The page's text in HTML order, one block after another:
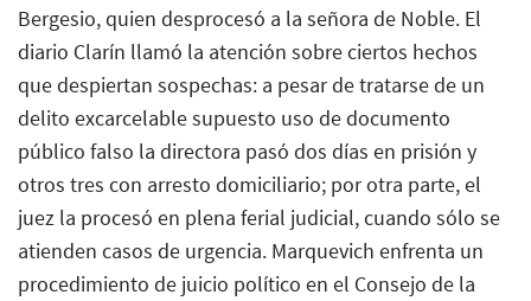
Bergesio, quien desprocesó a la señora de Noble. El
diario Clarín llamó la atención sobre ciertos hechos
que despiertan sospechas: a pesar de tratarse de un
delito excarcelable supuesto uso de documento
público falso la directora pasó dos días en prisión y
otros tres con arresto domiciliario; por otra parte, el
juez la procesó en plena ferial judicial, cuando sólo se
atienden casos de urgencia. Marquevich enfrenta un
procedimiento de juicio político en el Consejo de la